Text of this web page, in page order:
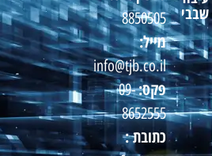
שבבי
8850505
מייל:
info@tjb.co.il
פקס:09-
8652555
כתובת :